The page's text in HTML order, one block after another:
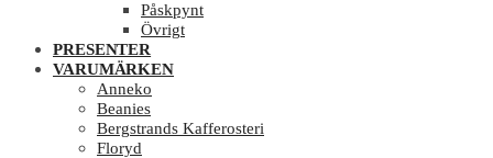
Påskpynt
Övrigt
PRESENTER
VARUMÄRKEN
Anneko
Beanies
Bergstrands Kafferosteri
Floryd